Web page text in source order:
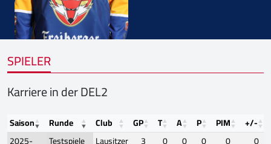
SPIELER
Karriere in der DEL2
Saison Runde Club GP T A P PIM
+/-